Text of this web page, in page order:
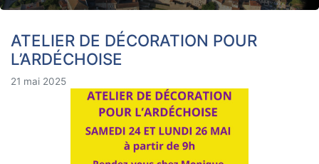
ATELIER DE DÉCORATION POUR
L’ARDÉCHOISE
21 mai 2025